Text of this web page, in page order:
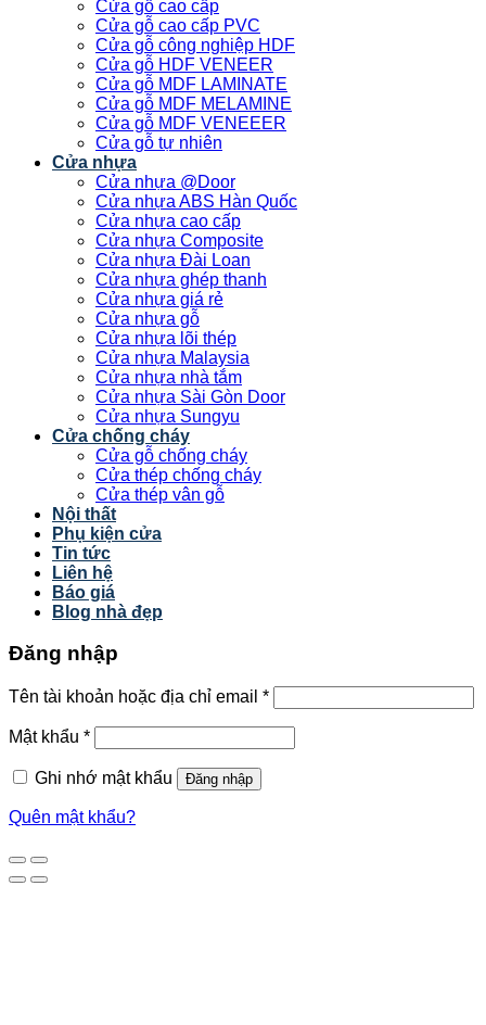
Cửa gỗ cao cấp
Cửa gỗ cao cấp PVC
Cửa gỗ công nghiệp HDF
Cửa gỗ HDF VENEER
Cửa gỗ MDF LAMINATE
Cửa gỗ MDF MELAMINE
Cửa gỗ MDF VENEEER
Cửa gỗ tự nhiên
Cửa nhựa
Cửa nhựa @Door
Cửa nhựa ABS Hàn Quốc
Cửa nhựa cao cấp
Cửa nhựa Composite
Cửa nhựa Đài Loan
Cửa nhựa ghép thanh
Cửa nhựa giá rẻ
Cửa nhựa gỗ
Cửa nhựa lõi thép
Cửa nhựa Malaysia
Cửa nhựa nhà tắm
Cửa nhựa Sài Gòn Door
Cửa nhựa Sungyu
Cửa chống cháy
Cửa gỗ chống cháy
Cửa thép chống cháy
Cửa thép vân gỗ
Nội thất
Phụ kiện cửa
Tin tức
Liên hệ
Báo giá
Blog nhà đẹp
Đăng nhập
Tên tài khoản hoặc địa chỉ email *
Mật khẩu *
Ghi nhớ mật khẩu Đăng nhập
Quên mật khẩu?